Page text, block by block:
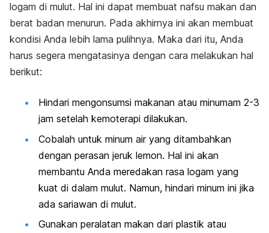
logam di mulut. Hal ini dapat membuat nafsu makan dan
berat badan menurun. Pada akhirnya ini akan membuat
kondisi Anda lebih lama pulihnya. Maka dari itu, Anda
harus segera mengatasinya dengan cara melakukan hal
berikut:
Hindari mengonsumsi makanan atau minumam 2-3
jam setelah kemoterapi dilakukan.
Cobalah untuk minum air yang ditambahkan
dengan perasan jeruk lemon. Hal ini akan
membantu Anda meredakan rasa logam yang
kuat di dalam mulut. Namun, hindari minum ini jika
ada sariawan di mulut.
Gunakan peralatan makan dari plastik atau